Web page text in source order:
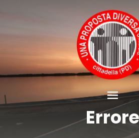
Errore